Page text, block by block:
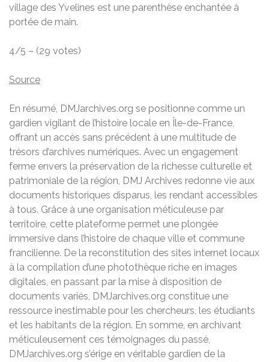
village des Yvelines est une parenthèse enchantée à
portée de main.
4/5 – (29 votes)
Source
En résumé, DMJarchives.org se positionne comme un
gardien vigilant de l’histoire locale en Île-de-France,
offrant un accès sans précédent à une multitude de
trésors d’archives numériques. Avec un engagement
ferme envers la préservation de la richesse culturelle et
patrimoniale de la région, DMJ Archives redonne vie aux
documents historiques disparus, les rendant accessibles
à tous. Grâce à une organisation méticuleuse par
territoire, cette plateforme permet une plongée
immersive dans l’histoire de chaque ville et commune
francilienne. De la reconstitution des sites internet locaux
à la compilation d’une photothèque riche en images
digitales, en passant par la mise à disposition de
documents variés, DMJarchives.org constitue une
ressource inestimable pour les chercheurs, les étudiants
et les habitants de la région. En somme, en archivant
méticuleusement ces témoignages du passé,
DMJarchives.org s’érige en véritable gardien de la